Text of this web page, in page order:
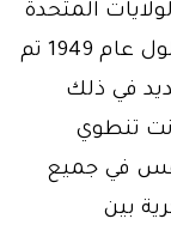
المتحدة
الأمريكية و الاتحاد السوفييتي، ومع حلول عام 1949 تم
في ذلك
تنطوي
في جميع
بين